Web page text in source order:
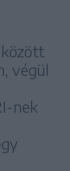
között
végül
nek